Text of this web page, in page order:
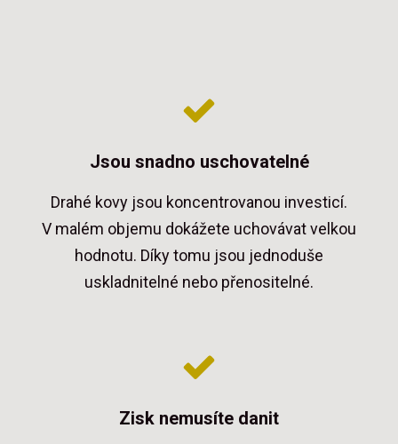
Jsou snadno uschovatelné
Drahé kovy jsou koncentrovanou investicí.
V malém objemu dokážete uchovávat velkou
hodnotu. Díky tomu jsou jednoduše
uskladnitelné nebo přenositelné.
Zisk nemusíte danit